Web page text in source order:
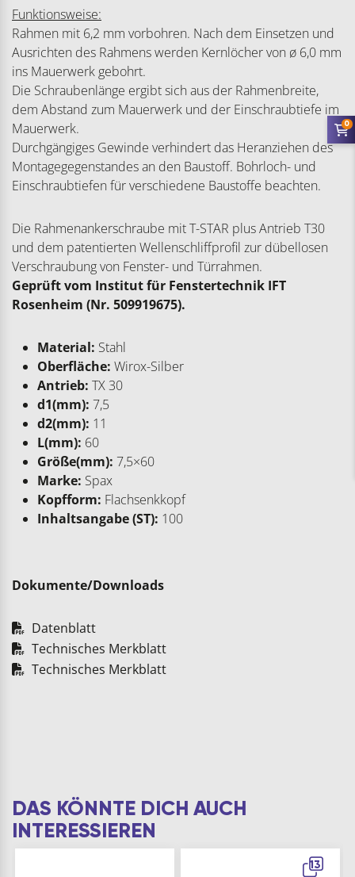
Funktionsweise:
Rahmen mit 6,2 mm vorbohren. Nach dem Einsetzen und
Ausrichten des Rahmens werden Kernlöcher von ø 6,0 mm
ins Mauerwerk gebohrt.
Die Schraubenlänge ergibt sich aus der Rahmenbreite,
dem Abstand zum Mauerwerk und der Einschraubtiefe im
Mauerwerk.
Durchgängiges Gewinde verhindert das Heranziehen des
Montagegegenstandes an den Baustoff. Bohrloch- und
Einschraubtiefen für verschiedene Baustoffe beachten.
Die Rahmenankerschraube mit T-STAR plus Antrieb T30
und dem patentierten Wellenschliffprofil zur dübellosen
Verschraubung von Fenster- und Türrahmen.
Geprüft vom Institut für Fenstertechnik IFT
Rosenheim (Nr. 509919675).
Material: Stahl
Oberfläche: Wirox-Silber
Antrieb: TX 30
d1(mm): 7,5
d2(mm): 11
L(mm): 60
Größe(mm): 7,5×60
Marke: Spax
Kopfform: Flachsenkkopf
Inhaltsangabe (ST): 100
Dokumente/Downloads
Datenblatt
Technisches Merkblatt
Technisches Merkblatt
DAS KÖNNTE DICH AUCH
INTERESSIEREN
13
0